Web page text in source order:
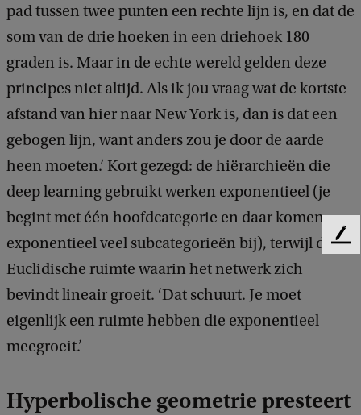
pad tussen twee punten een rechte lijn is, en dat de
som van de drie hoeken in een driehoek 180
graden is. Maar in de echte wereld gelden deze
principes niet altijd. Als ik jou vraag wat de kortste
afstand van hier naar New York is, dan is dat een
gebogen lijn, want anders zou je door de aarde
heen moeten.’ Kort gezegd: de hiërarchieën die
deep learning gebruikt werken exponentieel (je
begint met één hoofdcategorie en daar komen
exponentieel veel subcategorieën bij), terwijl de
Euclidische ruimte waarin het netwerk zich
bevindt lineair groeit. ‘Dat schuurt. Je moet
eigenlijk een ruimte hebben die exponentieel
meegroeit.’
Hyperbolische geometrie presteert
F